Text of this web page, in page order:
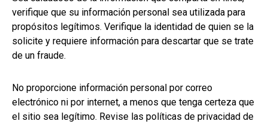
verifique que su información personal sea utilizada para
propósitos legítimos. Verifique la identidad de quien se la
solicite y requiere información para descartar que se trate
de un fraude.
No proporcione información personal por correo
electrónico ni por internet, a menos que tenga certeza que
el sitio sea legítimo. Revise las políticas de privacidad de